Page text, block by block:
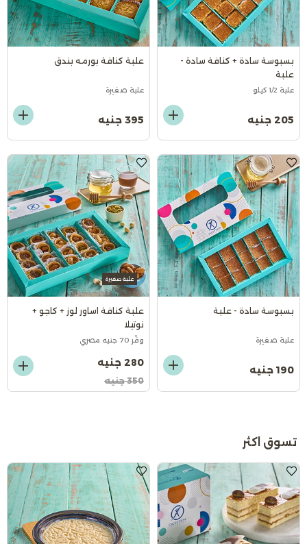
بسبوسة سادة + كنافة سادة -
علبة
علبة 1/2 كيلو
205 جنيه
علبة كنافة بورمه بندق
علبة صغيرة
395 جنيه
بسبوسة سادة - علبة
علبة صغيرة
190 جنيه
علبة صغيرة
علبة كنافة اساور لوز + كاجو +
نوتيلا
وفّر 70 جنيه مصري
280 جنيه
350 جنيه
تسوق اكثر